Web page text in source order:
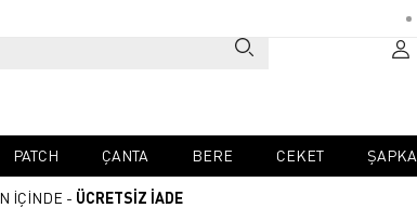
PATCH ÇANTA BERE CEKET ŞAPKA
İÇİNDE - ÜCRETSİZ İADE